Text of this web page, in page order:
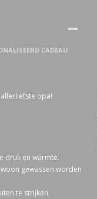
CADEAU
opa!
druk en warmte.
gewassen worden
te strijken.